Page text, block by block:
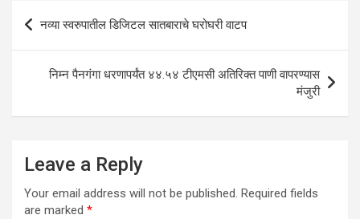
p
p
o
k
Post
navigation
नव्या स्वरुपातील डिजिटल सातबाराचे घरोघरी वाटप
निम्न पैनगंगा धरणापर्यंत ४४.५४ टीएमसी अतिरिक्त पाणी वापरण्यास
मंजुरी
Leave a Reply
Your email address will not be published. Required fields
are marked *